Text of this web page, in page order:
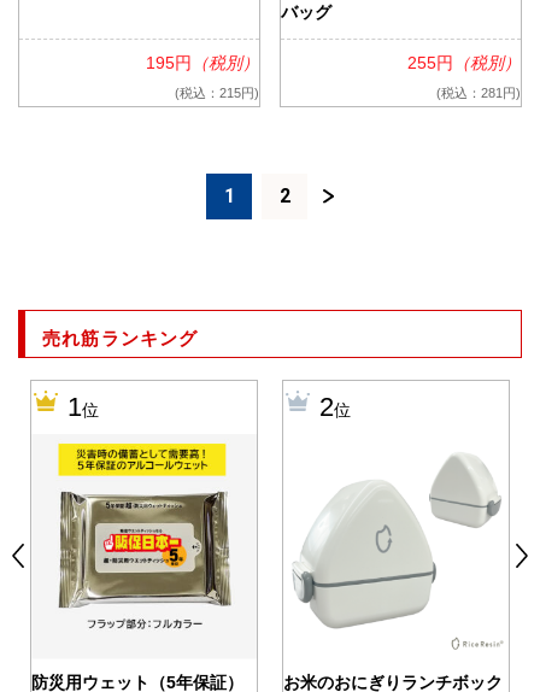
195円 （税別）
(税込：215円)
バッグ
255円 （税別）
(税込：281円)
1 2
売れ筋ランキング
1位
防災用ウェット（5年保証）
2位
お米のおにぎりランチボック